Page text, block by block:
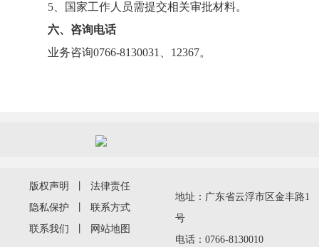
5、国家工作人员需提交相关审批材料。
六、咨询电话
业务咨询0766-8130031、12367。
版权声明
法律责任
隐私保护
联系方式
联系我们
网站地图
地址：广东省云浮市区金丰路1
号
电话：0766-8130010